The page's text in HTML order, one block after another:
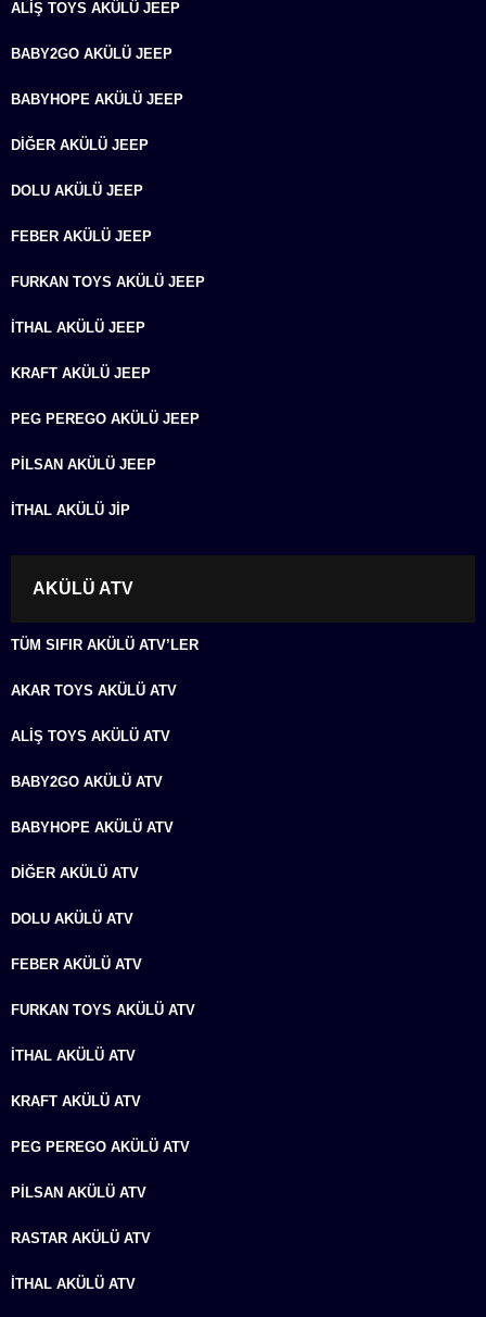
ALIŞ TOYS AKÜLÜ JEEP
BABY2GO AKÜLÜ JEEP
BABYHOPE AKÜLÜ JEEP
DIĞER AKÜLÜ JEEP
DOLU AKÜLÜ JEEP
FEBER AKÜLÜ JEEP
FURKAN TOYS AKÜLÜ JEEP
İTHAL AKÜLÜ JEEP
KRAFT AKÜLÜ JEEP
PEG PEREGO AKÜLÜ JEEP
PILSAN AKÜLÜ JEEP
İTHAL AKÜLÜ JIP
AKÜLÜ ATV
TÜM SIFIR AKÜLÜ ATV’LER
AKAR TOYS AKÜLÜ ATV
ALIŞ TOYS AKÜLÜ ATV
BABY2GO AKÜLÜ ATV
BABYHOPE AKÜLÜ ATV
DIĞER AKÜLÜ ATV
DOLU AKÜLÜ ATV
FEBER AKÜLÜ ATV
FURKAN TOYS AKÜLÜ ATV
İTHAL AKÜLÜ ATV
KRAFT AKÜLÜ ATV
PEG PEREGO AKÜLÜ ATV
PILSAN AKÜLÜ ATV
RASTAR AKÜLÜ ATV
İTHAL AKÜLÜ ATV